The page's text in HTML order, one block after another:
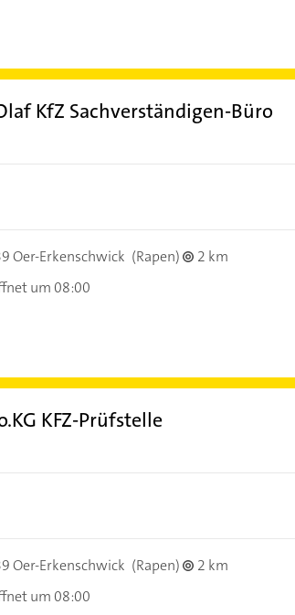
KfZ Sachverständigen-Büro
Oer-Erkenschwick (Rapen)
2 km
um 08:00
KFZ-Prüfstelle
Oer-Erkenschwick (Rapen)
2 km
um 08:00